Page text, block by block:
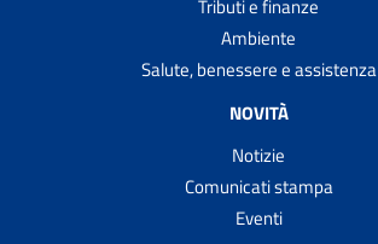
Tributi e finanze
Ambiente
Salute, benessere e assistenza
NOVITÀ
Notizie
Comunicati stampa
Eventi